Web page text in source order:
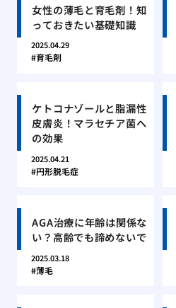
女性の薄毛と育毛剤！知
っておきたい基礎知識
2025.04.29
育毛剤
ケトコナゾールと脂漏性
皮膚炎！マラセチア菌へ
の効果
2025.04.21
円形脱毛症
AGA治療に年齢は関係な
い？高齢でも諦めないで
2025.03.18
薄毛